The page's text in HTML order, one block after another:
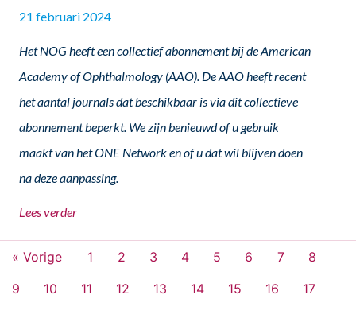
21 februari 2024
Het NOG heeft een collectief abonnement bij de American
Academy of Ophthalmology (AAO). De AAO heeft recent
het aantal journals dat beschikbaar is via dit collectieve
abonnement beperkt. We zijn benieuwd of u gebruik
maakt van het ONE Network en of u dat wil blijven doen
na deze aanpassing.
Lees verder
« Vorige 1 2 3 4 5 6 7
8
9
10 11 12 13 14 15 16 17